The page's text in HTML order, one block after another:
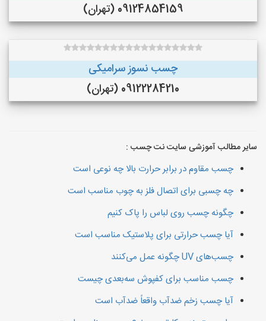
09124854159 (تهران)
چسب نسوز سرامیکی
09122284210 (تهران)
سایر مطالب آموزشی سایت نت چسب :
چسب مقاوم در برابر حرارت بالا چه نوعی است
چه چسبی برای اتصال فلز به چوب مناسب است
چگونه چسب روی لباس را پاک کنیم
آیا چسب حرارتی برای پلاستیک مناسب است
چسب‌های UV چگونه عمل می‌کنند
چسب مناسب برای کفپوش سه‌بعدی چیست
آیا چسب زخم ضدآب واقعاً ضدآب است